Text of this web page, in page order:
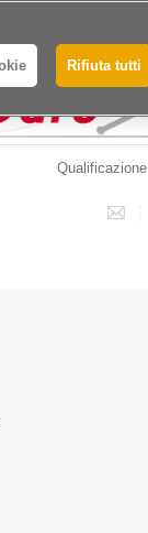
Rifiuta tutti